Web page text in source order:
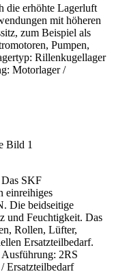
die erhöhte Lagerluft
mit höheren
zum Beispiel als
Pumpen,
Rillenkugellager
Motorlager /
SKF
einreihiges
Die beidseitige
und Feuchtigkeit. Das
Rollen, Lüfter,
Ersatzteilbedarf.
2RS
Ersatzteilbedarf